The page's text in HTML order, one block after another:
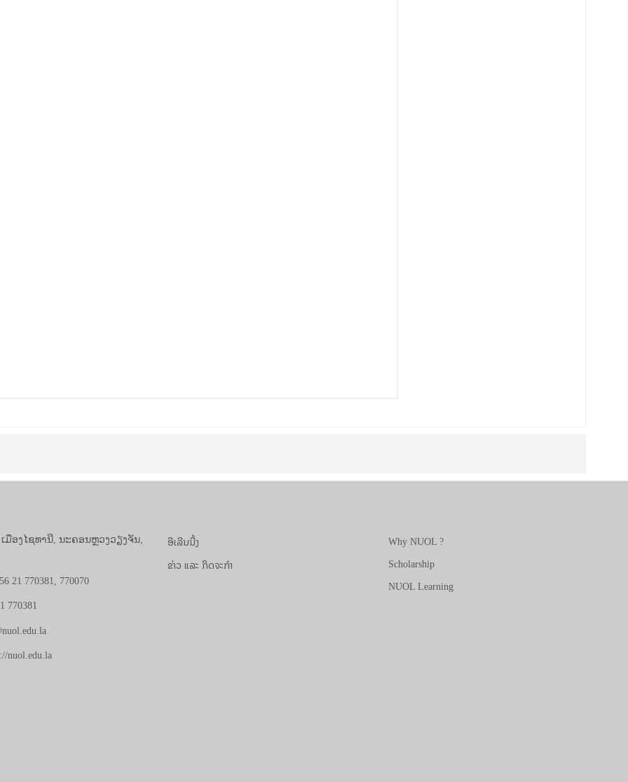
ມືອງໄຊທານີ, ນະຄອນຫຼວງວຽງຈັນ,
21 770381, 770070
770381
nuol.edu.la
ອີເລີນນີ້ງ
ຂ່າວ ແລະ ກິດຈະກຳ
Why NUOL ?
Scholarship
NUOL Learning